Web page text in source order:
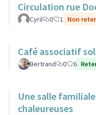
Circulation rue
Cyril 0 1 Non
Café associatif
Bertrand 0 6
Une salle
chaleureuses